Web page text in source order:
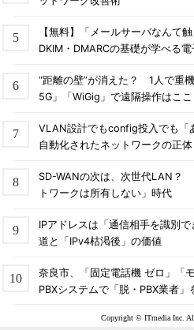
【無料】「メールサーバなんて
DKIM・DMARCの基礎が学べる
“距離の壁”が消えた？ 1人で重
5G」「WiGig」で遠隔操作はこ
VLAN設計でもconfig投入でも「
自動化されたネットワークの正体
SD-WANの次は、次世代LAN？
トワークは所有しない」時代
IPアドレスは「通信相手を識別
道と「IPv4枯渇後」の価値
奈良市、「固定電話機 ゼロ」「
PBXシステムで「脱・PBX業者」
Copyright © ITmedia Inc.